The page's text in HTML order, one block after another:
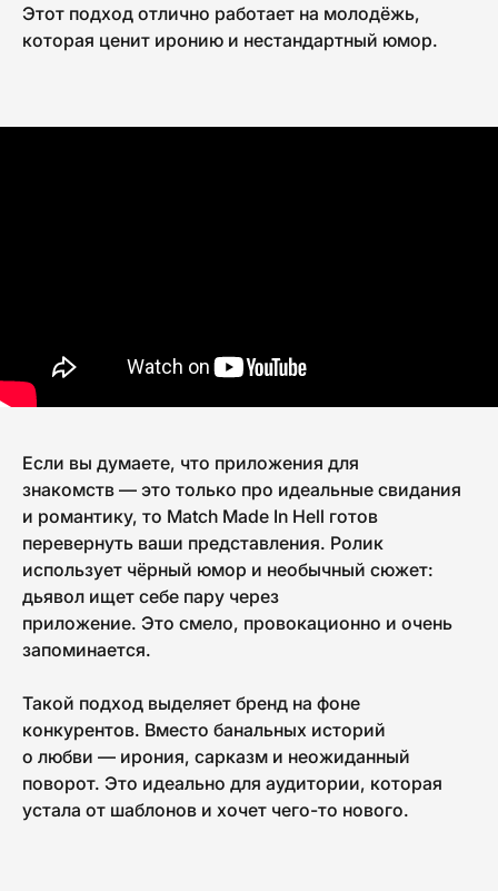
Этот подход отлично работает на молодёжь,
которая ценит иронию и нестандартный юмор.
Если вы думаете, что приложения для
знакомств — это только про идеальные свидания
и романтику, то Match Made In Hell готов
перевернуть ваши представления. Ролик
использует чёрный юмор и необычный сюжет:
дьявол ищет себе пару через
приложение. Это смело, провокационно и очень
запоминается.
Такой подход выделяет бренд на фоне
конкурентов. Вместо банальных историй
о любви — ирония, сарказм и неожиданный
поворот. Это идеально для аудитории, которая
устала от шаблонов и хочет чего-то нового.